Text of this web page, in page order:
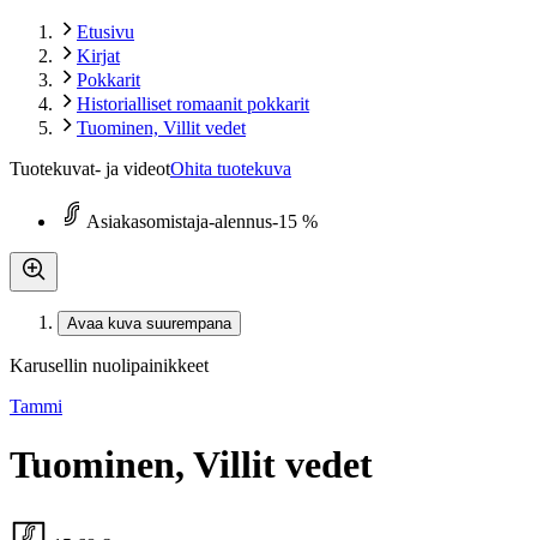
Etusivu
Kirjat
Pokkarit
Historialliset romaanit pokkarit
Tuominen, Villit vedet
Tuotekuvat- ja videotOhita tuotekuva
Asiakasomistaja-alennus-15 %
Avaa kuva suurempana
Karusellin nuolipainikkeet
Tammi
Tuominen, Villit vedet